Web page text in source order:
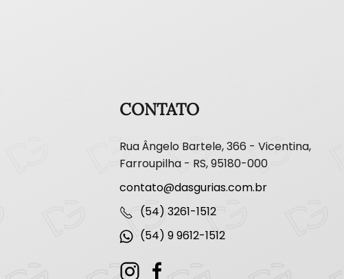
CONTATO
Rua Ângelo Bartele, 366 - Vicentina,
Farroupilha - RS, 95180-000
contato@dasgurias.com.br
(54) 3261-1512
(54) 9 9612-1512